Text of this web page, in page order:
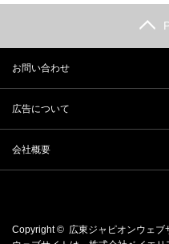
お問い合わせ
広告について
会社概要
Copyright © 広東ジャピオンウェブ